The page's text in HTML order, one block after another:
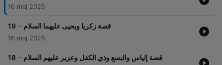
16 maj 2025
19 - قصة زكريا ويحيى عليهما السلام
16 maj 2025
18 - قصة إلياس واليسع وذي الكفل وعزير عليهم السلام